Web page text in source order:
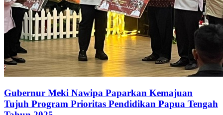
Gubernur Meki Nawipa Paparkan Kemajuan
Tujuh Program Prioritas Pendidikan Papua Tengah